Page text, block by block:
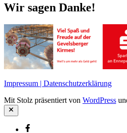
Wir sagen Danke!
Impressum | Datenschutzerklärung
Mit Stolz präsentiert von WordPress
Schließen
Facebook